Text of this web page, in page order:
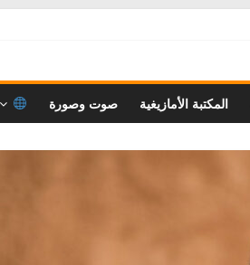
المكتبة الأمازيغية صوت وصورة